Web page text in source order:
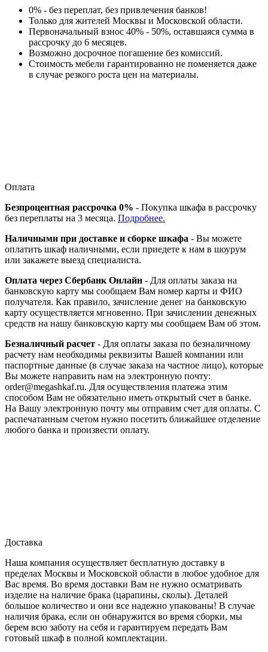
0% - без переплат, без привлечения банков!
Только для жителей Москвы и Московской области.
Первоначальный взнос 40% - 50%, оставшаяся сумма в
рассрочку до 6 месяцев.
Возможно досрочное погашение без комиссий.
Стоимость мебели гарантированно не поменяется даже
в случае резкого роста цен на материалы.
Оплата
Безпроцентная рассрочка 0% - Покупка шкафа в рассрочку
без переплаты на 3 месяца. Подробнее.
Наличными при доставке и сборке шкафа - Вы можете
оплатить шкаф наличными, если приедете к нам в шоурум
или закажете выезд специалиста.
Оплата через Сбербанк Онлайн - Для оплаты заказа на
банковскую карту мы сообщаем Вам номер карты и ФИО
получателя. Как правило, зачисление денег на банковскую
карту осуществляется мгновенно. При зачислении денежных
средств на нашу банковскую карту мы сообщаем Вам об этом.
Безналичный расчет - Для оплаты заказа по безналичному
расчету нам необходимы реквизиты Вашей компании или
паспортные данные (в случае заказа на частное лицо), которые
Вы можете направить нам на электронную почту:
order@megashkaf.ru. Для осуществления платежа этим
способом Вам не обязательно иметь открытый счет в банке.
На Вашу электронную почту мы отправим счет для оплаты. С
распечатанным счетом нужно посетить ближайшее отделение
любого банка и произвести оплату.
Доставка
Наша компания осуществляет бесплатную доставку в
пределах Москвы и Московской области в любое удобное для
Вас время. Во время доставки Вам не нужно осматривать
изделие на наличие брака (царапины, сколы). Деталей
большое количество и они все надежно упакованы! В случае
наличия брака, если он обнаружится во время сборки, мы
берем всю заботу на себя и гарантируем передать Вам
готовый шкаф в полной комплектации.